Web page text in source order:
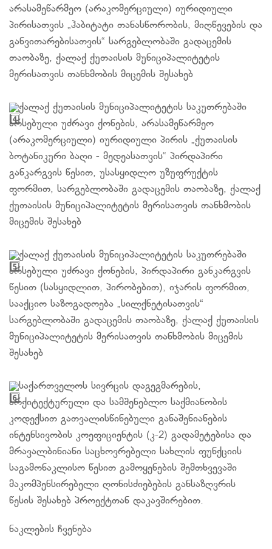
არასამეწარმეო (არაკომერციული) იურიდიული
პირისათვის „ჰაბიტატი თანასწორობის, მიღწევების და
განვითარებისათვის“ სარგებლობაში გადაცემის
თაობაზე, ქალაქ ქუთაისის მუნიციპალიტეტის
მერისათვის თანხმობის მიცემის შესახებ
ქალაქ ქუთაისის მუნიციპალიტეტის საკუთრებაში
არსებული უძრავი ქონების, არასამეწარმეო
(არაკომერციული) იურიდიული პირის „ქუთაისის
ბოტანიკური ბაღი - მედეასათვის“ პირდაპირი
განკარგვის წესით, უსასყიდლო უზუფრუქტის
ფორმით, სარგებლობაში გადაცემის თაობაზე, ქალაქ
ქუთაისის მუნიციპალიტეტის მერისათვის თანხმობის
მიცემის შესახებ
ქალაქ ქუთაისის მუნიციპალიტეტის საკუთრებაში
არსებული უძრავი ქონების, პირდაპირი განკარგვის
წესით (სასყიდლით, პირობებით), იჯარის ფორმით,
სააქციო საზოგადოება „სილქნეტისათვის“
სარგებლობაში გადაცემის თაობაზე, ქალაქ ქუთაისის
მუნიციპალიტეტის მერისათვის თანხმობის მიცემის
შესახებ
საქართველოს სივრცის დაგეგმარების,
არქიტექტურული და სამშენებლო საქმიანობის
კოდექსით გათვალისწინებული განაშენიანების
ინტენსივობის კოეფიციენტის (კ-2) გადამეტებისა და
მრავალბინიანი საცხოვრებელი სახლის ფუნქციის
საგამონაკლისო წესით გამოყენების შემთხვევაში
მაკომპენსირებელი ღონისძიებების განსაზღვრის
წესის შესახებ პროექტთან დაკავშირებით.
ნაკლების ჩვენება